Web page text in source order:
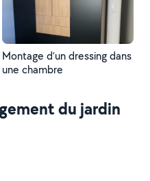
Montage d’un dressing dans
une chambre
du jardin